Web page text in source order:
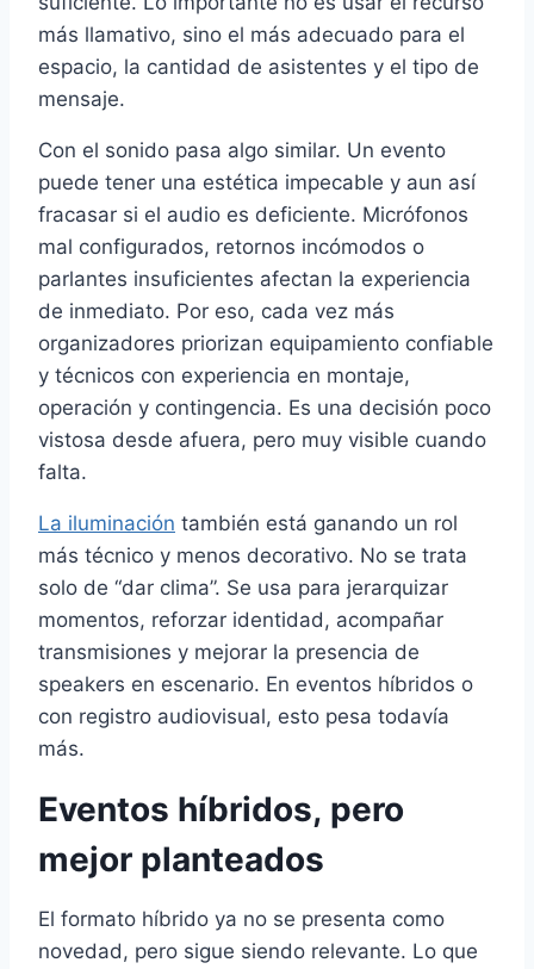
más llamativo, sino el más adecuado para el
espacio, la cantidad de asistentes y el tipo de
mensaje.
Con el sonido pasa algo similar. Un evento
puede tener una estética impecable y aun así
fracasar si el audio es deficiente. Micrófonos
mal configurados, retornos incómodos o
parlantes insuficientes afectan la experiencia
de inmediato. Por eso, cada vez más
organizadores priorizan equipamiento confiable
y técnicos con experiencia en montaje,
operación y contingencia. Es una decisión poco
vistosa desde afuera, pero muy visible cuando
falta.
La iluminación también está ganando un rol
más técnico y menos decorativo. No se trata
solo de “dar clima”. Se usa para jerarquizar
momentos, reforzar identidad, acompañar
transmisiones y mejorar la presencia de
speakers en escenario. En eventos híbridos o
con registro audiovisual, esto pesa todavía
más.
Eventos híbridos, pero
mejor planteados
El formato híbrido ya no se presenta como
novedad, pero sigue siendo relevante. Lo que